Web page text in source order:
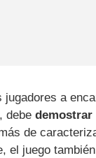
jugadores a
debedemostrar
de
el juego